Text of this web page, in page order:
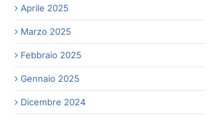
Aprile 2025
Marzo 2025
Febbraio 2025
Gennaio 2025
Dicembre 2024